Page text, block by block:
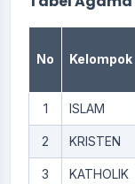
No Kelompok
1 ISLAM
2 KRISTEN
3 KATHOLIK